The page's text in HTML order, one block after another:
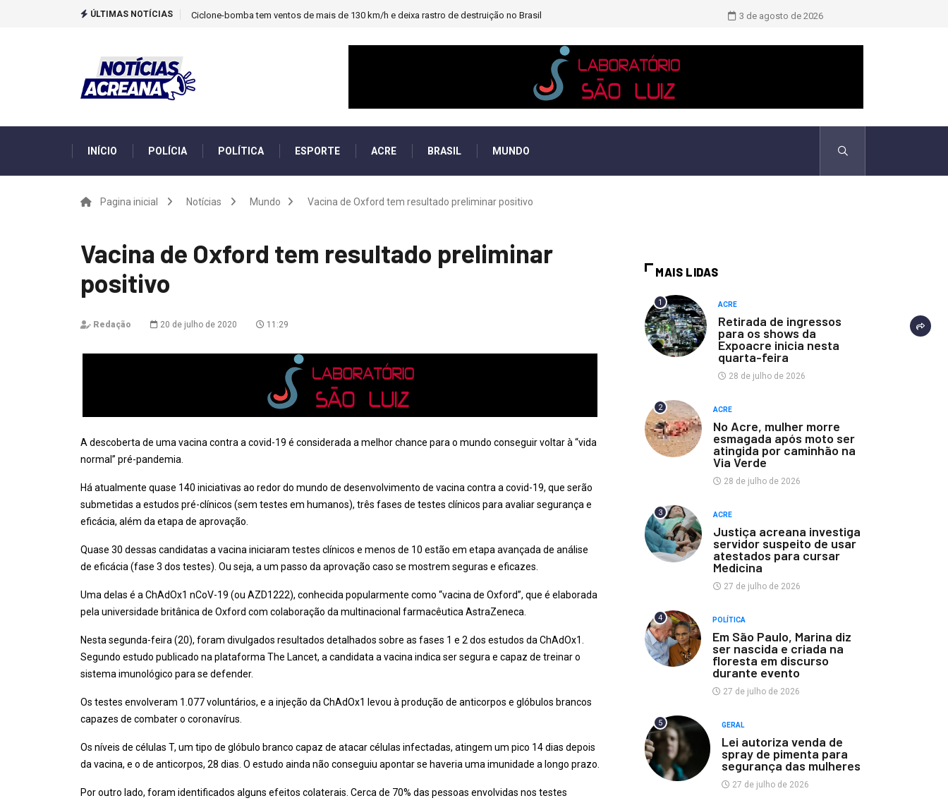
ÚLTIMAS NOTÍCIAS Ciclone-bomba tem ventos de mais de 130 km/h e deixa rastro de destruição no Brasil TCU identificou desvios de dinheiro
3 de agosto de 2026
INÍCIO POLÍCIA POLÍTICA ESPORTE ACRE BRASIL MUNDO
Pagina inicial Notícias Mundo Vacina de Oxford tem resultado preliminar positivo
Vacina de Oxford tem resultado preliminar
positivo
Redação 20 de julho de 2020 11:29
A descoberta de uma vacina contra a covid-19 é considerada a melhor chance para o mundo conseguir voltar à “vida
normal” pré-pandemia.
Há atualmente quase 140 iniciativas ao redor do mundo de desenvolvimento de vacina contra a covid-19, que serão
submetidas a estudos pré-clínicos (sem testes em humanos), três fases de testes clínicos para avaliar segurança e
eficácia, além da etapa de aprovação.
Quase 30 dessas candidatas a vacina iniciaram testes clínicos e menos de 10 estão em etapa avançada de análise
de eficácia (fase 3 dos testes). Ou seja, a um passo da aprovação caso se mostrem seguras e eficazes.
Uma delas é a ChAdOx1 nCoV-19 (ou AZD1222), conhecida popularmente como “vacina de Oxford”, que é elaborada
pela universidade britânica de Oxford com colaboração da multinacional farmacêutica AstraZeneca.
Nesta segunda-feira (20), foram divulgados resultados detalhados sobre as fases 1 e 2 dos estudos da ChAdOx1.
Segundo estudo publicado na plataforma The Lancet, a candidata a vacina indica ser segura e capaz de treinar o
sistema imunológico para se defender.
Os testes envolveram 1.077 voluntários, e a injeção da ChAdOx1 levou à produção de anticorpos e glóbulos brancos
capazes de combater o coronavírus.
Os níveis de células T, um tipo de glóbulo branco capaz de atacar células infectadas, atingem um pico 14 dias depois
da vacina, e o de anticorpos, 28 dias. O estudo ainda não conseguiu apontar se haveria uma imunidade a longo prazo.
Por outro lado, foram identificados alguns efeitos colaterais. Cerca de 70% das pessoas envolvidas nos testes
MAIS LIDAS
1 ACRE
Retirada de ingressos
para os shows da
Expoacre inicia nesta
quarta-feira
28 de julho de 2026
2 ACRE
No Acre, mulher morre
esmagada após moto ser
atingida por caminhão na
Via Verde
28 de julho de 2026
3 ACRE
Justiça acreana investiga
servidor suspeito de usar
atestados para cursar
Medicina
27 de julho de 2026
4 POLÍTICA
Em São Paulo, Marina diz
ser nascida e criada na
floresta em discurso
durante evento
27 de julho de 2026
5 GERAL
Lei autoriza venda de
spray de pimenta para
segurança das mulheres
27 de julho de 2026